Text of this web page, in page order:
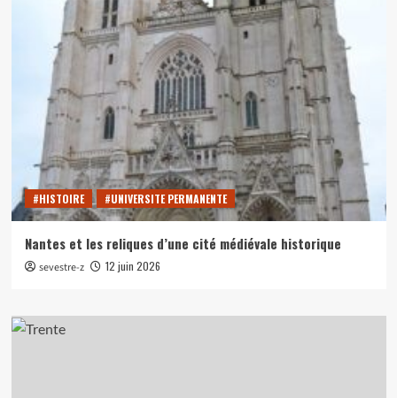
#HISTOIRE #UNIVERSITE PERMANENTE
Nantes et les reliques d’une cité médiévale historique
sevestre-z 12 juin 2026